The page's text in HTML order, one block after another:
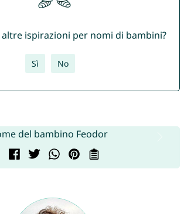
ispirazioni per nomi di bambini?
Sì No